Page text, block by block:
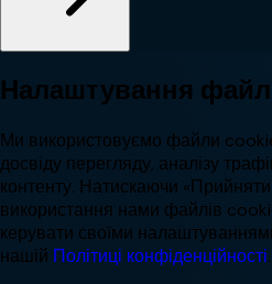
Налаштування
Ми використовуємо файли
досвіду перегляду, аналізу
контенту. Натискаючи
використання нами файлів
керувати своїми
нашій Політиці конфіденційності.